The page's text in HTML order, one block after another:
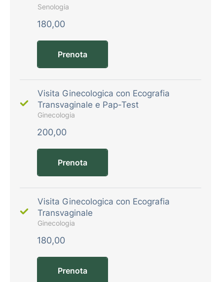
Senologia
180,00
Prenota
Visita Ginecologica con Ecografia
Transvaginale e Pap-Test
Ginecologia
200,00
Prenota
Visita Ginecologica con Ecografia
Transvaginale
Ginecologia
180,00
Prenota